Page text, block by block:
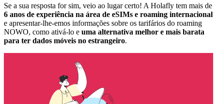
Se a sua resposta for sim, veio ao lugar certo! A Holafly tem mais de
6 anos de experiência na área de eSIMs e roaming internacional
e apresentar-lhe-emos informações sobre os tarifários do roaming
NOWO, como ativá-lo e uma alternativa melhor e mais barata
para ter dados móveis no estrangeiro.